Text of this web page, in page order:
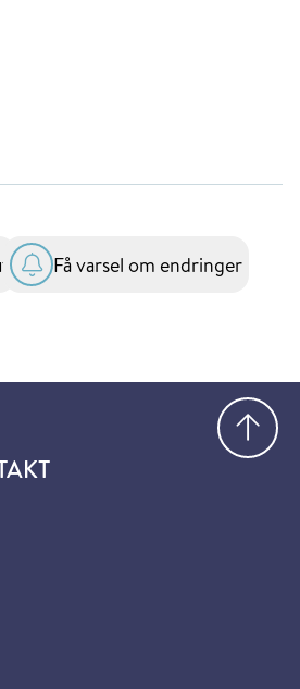
Få varsel om endringer